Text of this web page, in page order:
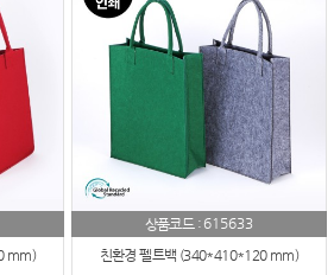
mm)
상품코드 : 615633
친환경 펠트백 (340*410*120 mm)